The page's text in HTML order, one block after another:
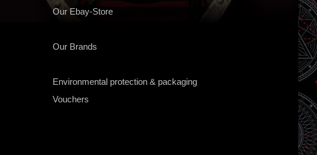
Our Ebay-Store
Our Brands
Environmental protection & packaging
Vouchers